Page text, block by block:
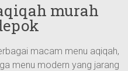
murah
macam menu aqiqah,
menu modern yang jarang